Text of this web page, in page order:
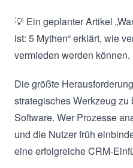
💡 Ein geplanter Artikel
ist: 5 Mythen“ erklärt, wie
vermieden werden können.
Die größte
strategisches Werkzeug
Software. Wer Prozesse
und die Nutzer früh
eine erfolgreiche CRM-